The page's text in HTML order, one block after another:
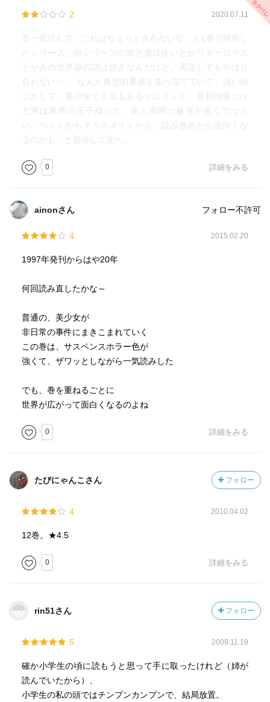
2 2020.07.11
昔一度読んで、これはちょっと合わないな、と1巻で挫折し
たシリーズ。他シリーズの龍と魔法使いとかリダーロイス
とかあの世界線の話は好きなんだけど。再読してもやはり
合わない･･･。なんか典型的要素を並べ立てていて、浅い感
じがして。美少女で人気もあるヒロインと、最初地味だけ
ど実は異界の王子様って。あと周囲に被害が多くてつら
い。ペットからクラスメイトから。読み進めたら面白くな
るのかも、と期待して次へ。
0 詳細をみる
ainonさん フォロー不許可
4 2015.02.20
1997年発刊からはや20年
何回読み直したかな～
普通の、美少女が
非日常の事件にまきこまれていく
この巻は、サスペンスホラー色が
強くて、ザワッとしながら一気読みした
でも、巻を重ねるごとに
世界が広がって面白くなるのよね
0 詳細をみる
たびにゃんこさん フォロー
4 2010.04.02
12巻。★4.5
0 詳細をみる
rin51さん フォロー
5 2009.11.19
確か小学生の頃に読もうと思って手に取ったけれど（姉が
読んでいたから）、
小学生の私の頭ではチンプンカンプンで、結局放置。